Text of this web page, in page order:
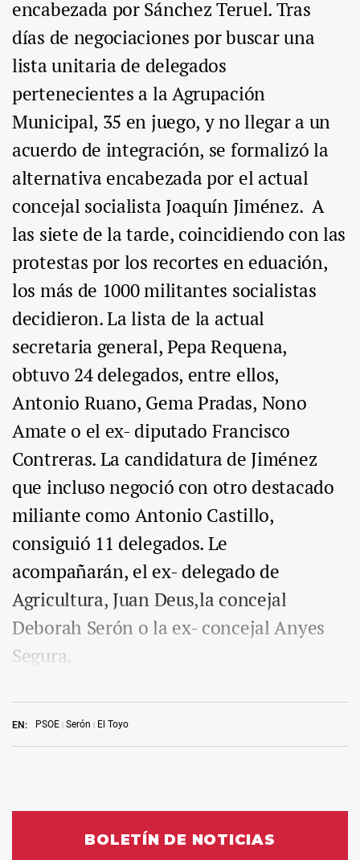
EN: PSOE Serón El Toyo
encabezada por Sánchez Teruel. Tras
días de negociaciones por buscar una
lista unitaria de delegados
pertenecientes a la Agrupación
Municipal, 35 en juego, y no llegar a un
acuerdo de integración, se formalizó la
alternativa encabezada por el actual
concejal socialista Joaquín Jiménez. A
las siete de la tarde, coincidiendo con las
protestas por los recortes en eduación,
los más de 1000 militantes socialistas
decidieron. La lista de la actual
secretaria general, Pepa Requena,
obtuvo 24 delegados, entre ellos,
Antonio Ruano, Gema Pradas, Nono
Amate o el ex- diputado Francisco
Contreras. La candidatura de Jiménez
que incluso negoció con otro destacado
miliante como Antonio Castillo,
consiguió 11 delegados. Le
acompañarán, el ex- delegado de
Agricultura, Juan Deus,la concejal
Deborah Serón o la ex- concejal Anyes
Segura.